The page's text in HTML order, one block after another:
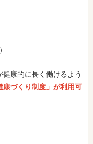
康的に長く働けるよう
康づくり制度」が利用可